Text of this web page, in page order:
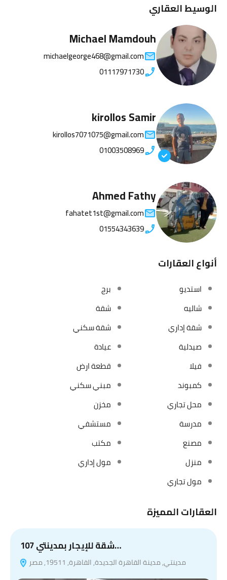
الوسيط العقاري
Michael Mamdouh
michaelgeorge468@gmail.com
01117971730
kirollos Samir
kirollos7071075@gmail.com
01003508969
Ahmed Fathy
fahatet1st@gmail.com
01554343639
أنواع العقارات
استديو
برج
شاليه
شقة
شقة إداري
شقة سكني
صيدلية
عيادة
فيلا
قطعة ارض
كمبوند
مبني سكني
محل تجاري
مخزن
مدرسة
مستشفي
مصنع
مكتب
منزل
مول إداري
مول تجاري
العقارات المميزة
شقة للإيجار بمدينتي 107…
مدينتي, مدينة القاهرة الجديدة, القاهرة, 19511, مصر